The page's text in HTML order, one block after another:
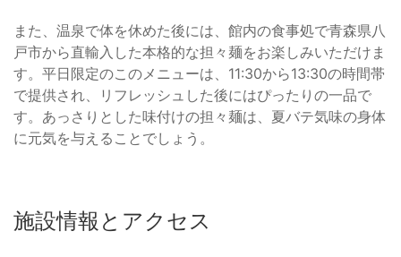
また、温泉で体を休めた後には、館内の食事処で青森県八
戸市から直輸入した本格的な担々麺をお楽しみいただけま
す。平日限定のこのメニューは、11:30から13:30の時間帯
で提供され、リフレッシュした後にはぴったりの一品で
す。あっさりとした味付けの担々麺は、夏バテ気味の身体
に元気を与えることでしょう。
施設情報とアクセス